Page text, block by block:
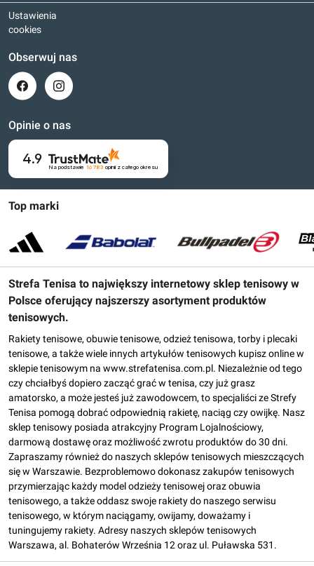
Top marki
Strefa Tenisa to największy internetowy sklep tenisowy w
Polsce oferujący najszerszy asortyment produktów
tenisowych.
Rakiety tenisowe, obuwie tenisowe, odzież tenisowa, torby i plecaki
tenisowe, a także wiele innych artykułów tenisowych kupisz online w
sklepie tenisowym na www.strefatenisa.com.pl. Niezależnie od tego
czy chciałbyś dopiero zacząć grać w tenisa, czy już grasz
amatorsko, a może jesteś już zawodowcem, to specjaliści ze Strefy
Tenisa pomogą dobrać odpowiednią rakietę, naciąg czy owijkę. Nasz
sklep tenisowy posiada atrakcyjny Program Lojalnościowy,
darmową dostawę oraz możliwość zwrotu produktów do 30 dni.
Zapraszamy również do naszych sklepów tenisowych mieszczących
się w Warszawie. Bezproblemowo dokonasz zakupów tenisowych
przymierzając każdy model odzieży tenisowej oraz obuwia
tenisowego, a także oddasz swoje rakiety do naszego serwisu
tenisowego, w którym naciągamy, owijamy, doważamy i
tuningujemy rakiety. Adresy naszych sklepów tenisowych
Warszawa, al. Bohaterów Września 12 oraz ul. Puławska 531.
Ustawienia
cookies
Obserwuj nas
Opinie o nas
4.9
Na podstawie 16 783 opinii z całego okresu